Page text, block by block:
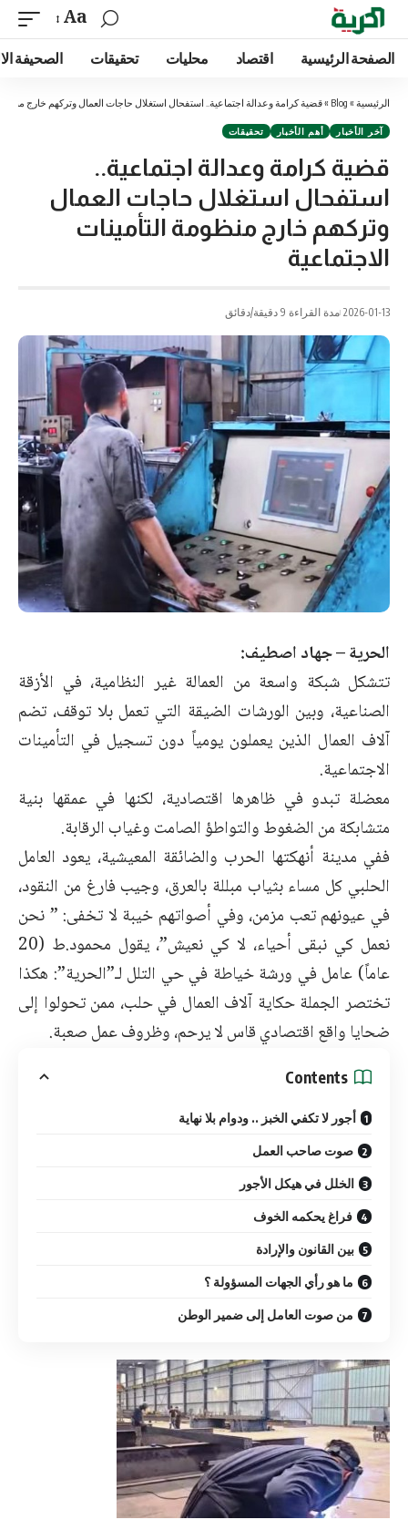
Aa
الصفحة الرئيسية اقتصاد محليات تحقيقات الصحيفة
الرئيسية »
Blog
»قضية كرامة وعدالة اجتماعية.. استفحال استغلال حاجات العمال وتركهم خارج منظومة
آخر الأخبار أهم الأخبار تحقيقات
قضية كرامة وعدالة اجتماعية..
استفحال استغلال حاجات العمال
وتركهم خارج منظومة التأمينات
الاجتماعية
2026-01-13 مدة القراءة 9 دقيقة/دقائق
الحرية – جهاد اصطيف:
تتشكل شبكة واسعة من العمالة غير النظامية، في الأزقة
الصناعية، وبين الورشات الضيقة التي تعمل بلا توقف، تضم
آلاف العمال الذين يعملون يومياً دون تسجيل في التأمينات
الاجتماعية.
معضلة تبدو في ظاهرها اقتصادية، لكنها في عمقها بنية
متشابكة من الضغوط والتواطؤ الصامت وغياب الرقابة.
ففي مدينة أنهكتها الحرب والضائقة المعيشية، يعود العامل
الحلبي كل مساء بثياب مبللة بالعرق، وجيب فارغ من النقود،
في عيونهم تعب مزمن، وفي أصواتهم خيبة لا تخفى: ” نحن
نعمل كي نبقى أحياء، لا كي نعيش”، يقول محمود.ط (20
عاماً) عامل في ورشة خياطة في حي التلل لـ”الحرية”: هكذا
تختصر الجملة حكاية آلاف العمال في حلب، ممن تحولوا إلى
ضحايا واقع اقتصادي قاس لا يرحم، وظروف عمل صعبة.
Contents
أجور لا تكفي الخبز .. ودوام بلا نهاية
صوت صاحب العمل
الخلل في هيكل الأجور
فراغ يحكمه الخوف
بين القانون والإرادة
ما هو رأي الجهات المسؤولة ؟
من صوت العامل إلى ضمير الوطن